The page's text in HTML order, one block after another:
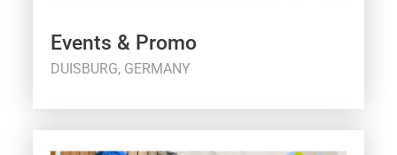
Events & Promo
DUISBURG, GERMANY